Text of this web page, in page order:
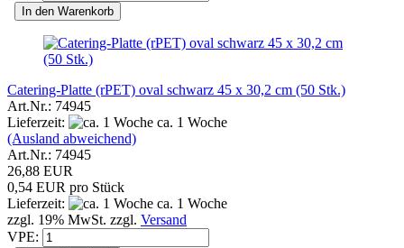
In den Warenkorb
Catering-Platte (rPET) oval schwarz 45 x 30,2 cm (50 Stk.)
Art.Nr.: 74945
Lieferzeit:
ca. 1 Woche
(Ausland abweichend)
Art.Nr.: 74945
26,88 EUR
0,54 EUR pro Stück
Lieferzeit:
ca. 1 Woche
zzgl. 19% MwSt. zzgl. Versand
VPE: